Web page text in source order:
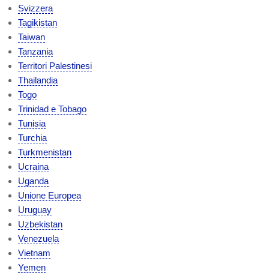
Svizzera
Tagikistan
Taiwan
Tanzania
Territori Palestinesi
Thailandia
Togo
Trinidad e Tobago
Tunisia
Turchia
Turkmenistan
Ucraina
Uganda
Unione Europea
Uruguay
Uzbekistan
Venezuela
Vietnam
Yemen